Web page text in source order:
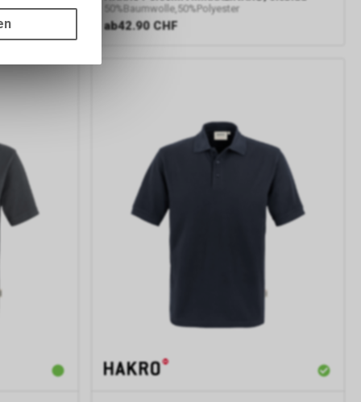
50%Baumwolle,50%Polyester
ab42.90 CHF
wie die
die
die auf
der
von
der